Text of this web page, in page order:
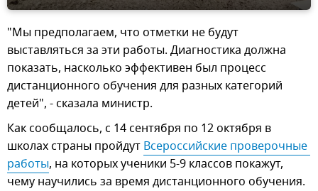
"Мы предполагаем, что отметки не будут
выставляться за эти работы. Диагностика должна
показать, насколько эффективен был процесс
дистанционного обучения для разных категорий
детей", - сказала министр.
Как сообщалось, с 14 сентября по 12 октября в
школах страны пройдут Всероссийские проверочные
работы, на которых ученики 5-9 классов покажут,
чему научились за время дистанционного обучения.